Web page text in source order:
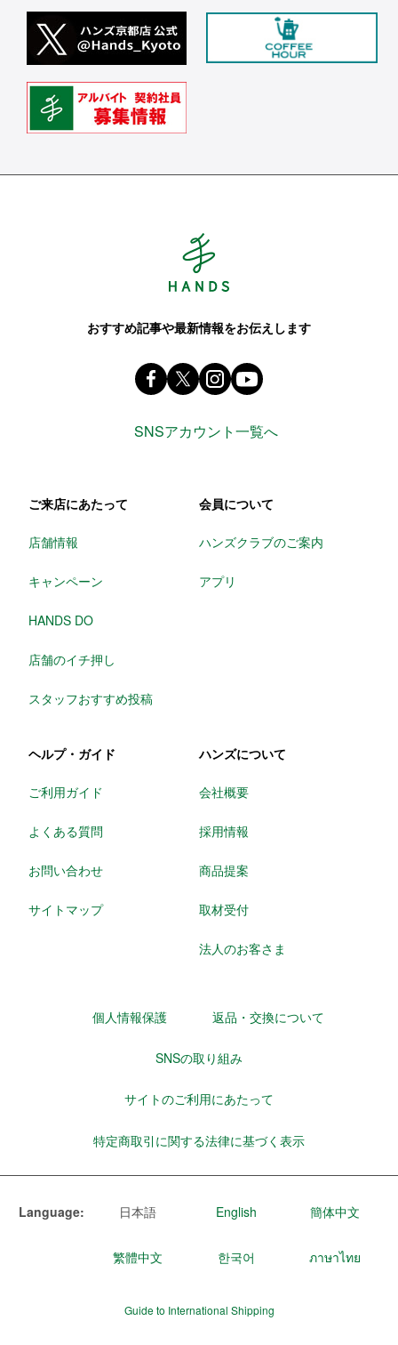
おすすめ記事や最新情報をお伝えします
Facebook ハンズ公式ファンページ
X(旧 twitter) @Hands_official_
instagram
SNSアカウント一覧へ
ご来店にあたって
店舗情報
キャンペーン
HANDS DO
店舗のイチ押し
スタッフおすすめ投稿
会員について
ハンズクラブのご案内
アプリ
ヘルプ・ガイド
ご利用ガイド
よくある質問
お問い合わせ
サイトマップ
ハンズについて
会社概要
採用情報
商品提案
取材受付
法人のお客さま
個人情報保護 返品・交換について
SNSの取り組み
サイトのご利用にあたって
特定商取引に関する法律に基づく表示
Language: 日本語 English 簡体中文
繁體中文 한국어 ภาษาไทย
Guide to International Shipping